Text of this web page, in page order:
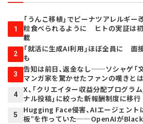
1
「うんこ移植」でピーナツアレルギー
粒食べられるように ヒトの実証は
載
2
「就活に生成AI利用」ほぼ全員に 面
も
3
告知は前日、返金なし──ソシャゲ「
マンガ家を驚かせたファンの嘆きと
4
X、「クリエイター収益分配プログラ
ナル投稿」に絞った新報酬制度に移行
5
Hugging Face侵害、AIエージェント
板”を作っていた──OpenAIが